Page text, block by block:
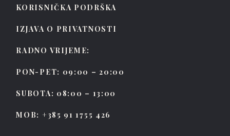
KORISNIČKA PODRŠKA
IZJAVA O PRIVATNOSTI
RADNO VRIJEME:
PON-PET: 09:00 – 20:00
SUBOTA: 08:00 – 13:00
MOB: +385 91 1755 426